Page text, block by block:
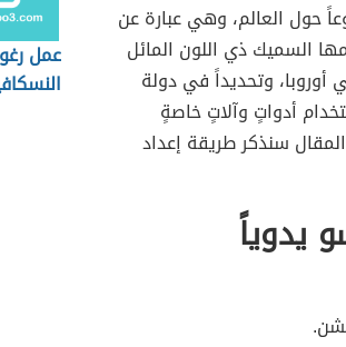
حول العالم، وهي عبارة عن
السميك ذي اللون المائل
وتحديداً في دولة
أدواتٍ وآلاتٍ خاصةٍ
سنذكر طريقة إعداد
يدوياً
عمل